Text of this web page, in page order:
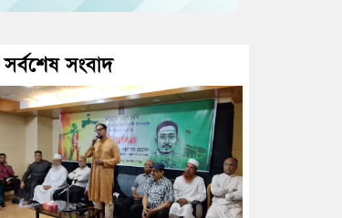
সর্বশেষ সংবাদ